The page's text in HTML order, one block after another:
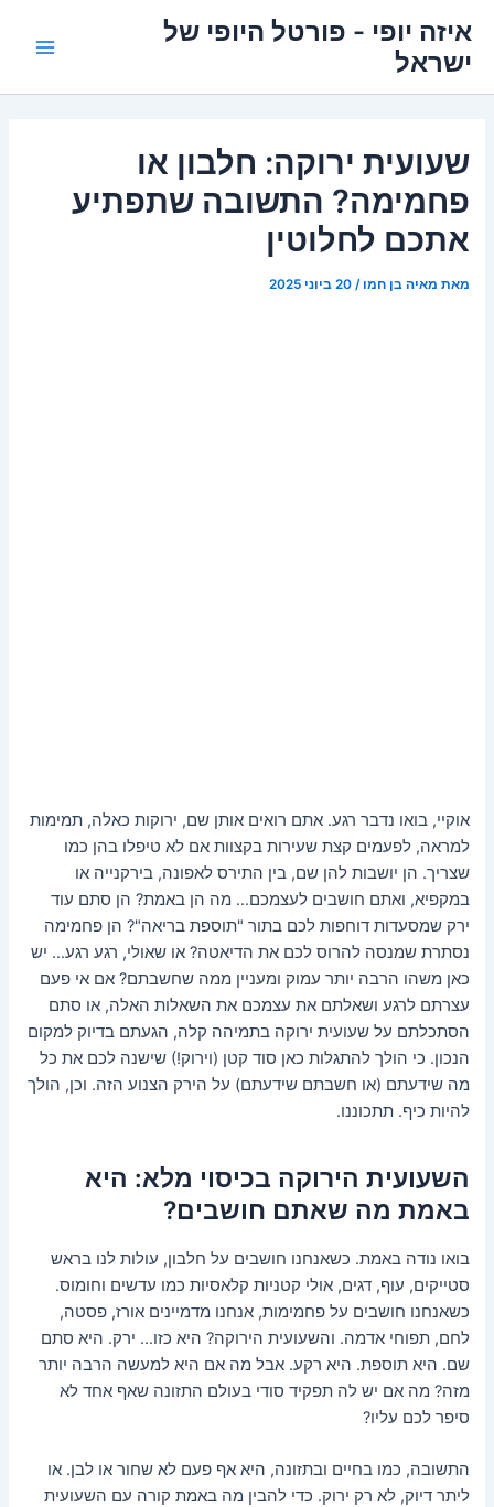
לתוכןאיזה יופי - פורטל היופי של
ישראל
שעועית ירוקה: חלבון או
פחמימה? התשובה שתפתיע
אתכם לחלוטין
מאת מאיה בן חמו/20 ביוני 2025
אוקיי, בואו נדבר רגע. אתם רואים אותן שם, ירוקות כאלה, תמימות
למראה, לפעמים קצת שעירות בקצוות אם לא טיפלו בהן כמו
שצריך. הן יושבות להן שם, בין התירס לאפונה, בירקנייה או
במקפיא, ואתם חושבים לעצמכם… מה הן באמת? הן סתם עוד
ירק שמסעדות דוחפות לכם בתור "תוספת בריאה"? הן פחמימה
נסתרת שמנסה להרוס לכם את הדיאטה? או שאולי, רגע רגע… יש
כאן משהו הרבה יותר עמוק ומעניין ממה שחשבתם? אם אי פעם
עצרתם לרגע ושאלתם את עצמכם את השאלות האלה, או סתם
הסתכלתם על שעועית ירוקה בתמיהה קלה, הגעתם בדיוק למקום
הנכון. כי הולך להתגלות כאן סוד קטן (וירוק!) שישנה לכם את כל
מה שידעתם (או חשבתם שידעתם) על הירק הצנוע הזה. וכן, הולך
להיות כיף. תתכוננו.
השעועית הירוקה בכיסוי מלא: היא
באמת מה שאתם חושבים?
בואו נודה באמת. כשאנחנו חושבים על חלבון, עולות לנו בראש
סטייקים, עוף, דגים, אולי קטניות קלאסיות כמו עדשים וחומוס.
כשאנחנו חושבים על פחמימות, אנחנו מדמיינים אורז, פסטה,
לחם, תפוחי אדמה. והשעועית הירוקה? היא כזו… ירק. היא סתם
שם. היא תוספת. היא רקע. אבל מה אם היא למעשה הרבה יותר
מזה? מה אם יש לה תפקיד סודי בעולם התזונה שאף אחד לא
סיפר לכם עליו?
התשובה, כמו בחיים ובתזונה, היא אף פעם לא שחור או לבן. או
ליתר דיוק, לא רק ירוק. כדי להבין מה באמת קורה עם השעועית